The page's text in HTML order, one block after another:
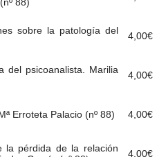
sobre la patología del
4,00€
del psicoanalista. Marilia
4,00€
Erroteta Palacio (nº 88) 4,00€
la pérdida de la relación
4,00€